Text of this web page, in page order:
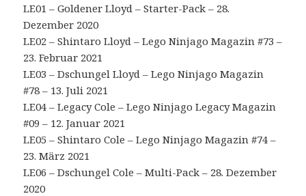
LE01 – Goldener Lloyd – Starter-Pack – 28.
Dezember 2020
LE02 – Shintaro Lloyd – Lego Ninjago Magazin #73 –
23. Februar 2021
LE03 – Dschungel Lloyd – Lego Ninjago Magazin
#78 – 13. Juli 2021
LE04 – Legacy Cole – Lego Ninjago Legacy Magazin
#09 – 12. Januar 2021
LE05 – Shintaro Cole – Lego Ninjago Magazin #74 –
23. März 2021
LE06 – Dschungel Cole – Multi-Pack – 28. Dezember
2020